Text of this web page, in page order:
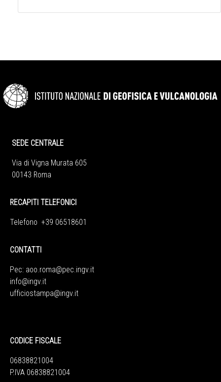
SEDE CENTRALE
Via di Vigna Murata 605
00143 Roma
RECAPITI TELEFONICI
Telefono +39 06518601
CONTATTI
Pec: aoo.roma@pec.ingv.it
info@ingv.it
ufficiostampa@ingv.it
CODICE FISCALE
06838821004
P.IVA 06838821004